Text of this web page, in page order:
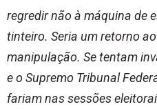
regredir não à máquina de
tinteiro. Seria um retorno
manipulação. Se tentam
e o Supremo Tribunal
fariam nas sessões